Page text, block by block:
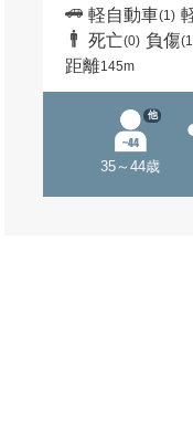
軽自動車(1)
死亡(0) 負傷
距離145m
35～44歳
他